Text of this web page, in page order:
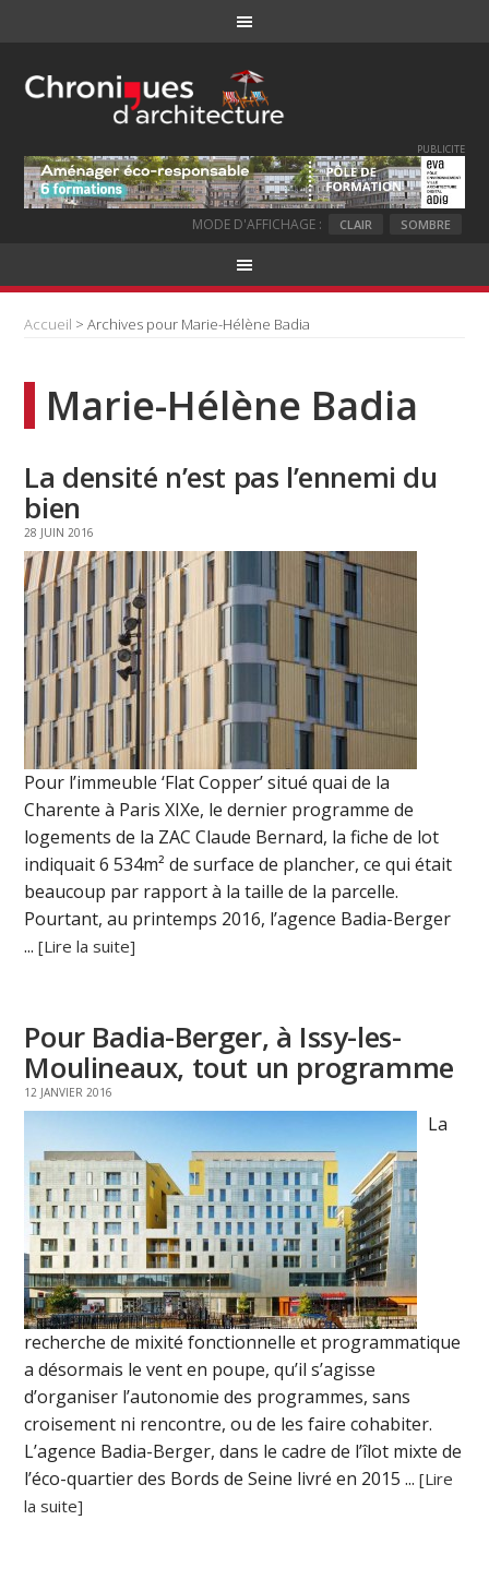
PUBLICITE
MODE D'AFFICHAGE : CLAIR SOMBRE
Accueil > Archives pour Marie-Hélène Badia
Marie-Hélène Badia
La densité n’est pas l’ennemi du
bien
28 JUIN 2016
Pour l’immeuble ‘Flat Copper’ situé quai de la
Charente à Paris XIXe, le dernier programme de
logements de la ZAC Claude Bernard, la fiche de lot
indiquait 6 534m² de surface de plancher, ce qui était
beaucoup par rapport à la taille de la parcelle.
Pourtant, au printemps 2016, l’agence Badia-Berger
...[Lire la suite]
Pour Badia-Berger, à Issy-les-
Moulineaux, tout un programme
12 JANVIER 2016
La
recherche de mixité fonctionnelle et programmatique
a désormais le vent en poupe, qu’il s’agisse
d’organiser l’autonomie des programmes, sans
croisement ni rencontre, ou de les faire cohabiter.
L’agence Badia-Berger, dans le cadre de l’îlot mixte de
l’éco-quartier des Bords de Seine livré en 2015 ...[Lire
la suite]